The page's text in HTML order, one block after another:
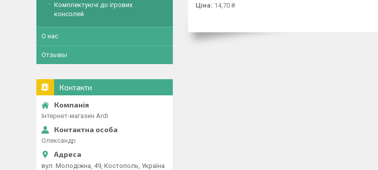
Ціна: 14,70 ₴
Комплектуючі до ігрових
консолей
О нас
Отзывы
Контакти
Інтернет-магазин Ardi
Олександр
вул. Молодіжна, 49, Костополь, Україна